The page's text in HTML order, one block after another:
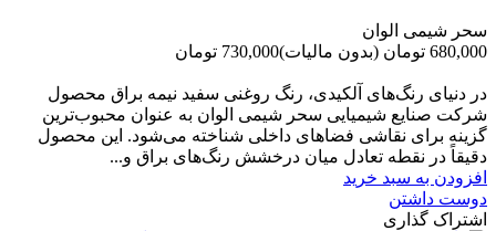
سحر شیمی الوان
680,000 تومان
(بدون مالیات)730,000 تومان
در دنیای رنگ‌های آلکیدی، رنگ روغنی سفید نیمه براق محصول
شرکت صنایع شیمیایی سحر شیمی الوان به عنوان محبوب‌ترین
گزینه برای نقاشی فضاهای داخلی شناخته می‌شود. این محصول
دقیقاً در نقطه تعادل میان درخشش رنگ‌های براق و...
افزودن به سبد خرید
دوست داشتن
اشتراک گذاری